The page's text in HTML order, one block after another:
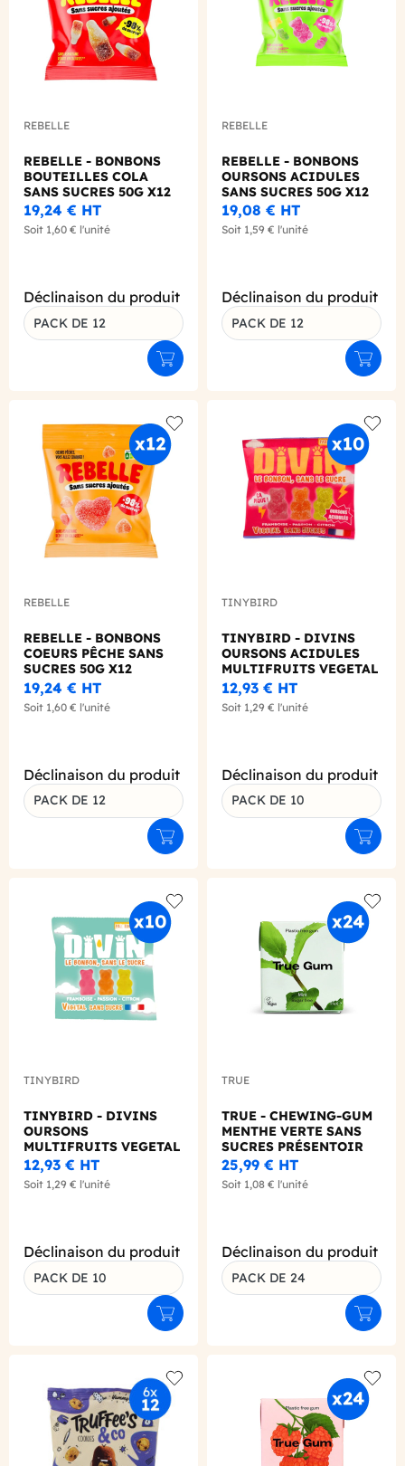
REBELLE
REBELLE - BONBONS
BOUTEILLES COLA
SANS SUCRES 50G X12
19,24 € HT
Soit 1,60 € l'unité
Déclinaison du produit
PACK DE 12
Ajouter au panier
REBELLE
REBELLE - BONBONS
OURSONS ACIDULES
SANS SUCRES 50G X12
19,08 € HT
Soit 1,59 € l'unité
Déclinaison du produit
PACK DE 12
Add to wishlist
REBELLE
REBELLE - BONBONS
COEURS PÊCHE SANS
SUCRES 50G X12
19,24 € HT
Soit 1,60 € l'unité
Déclinaison du produit
PACK DE 12
Ajouter au panier
Add
TINYBIRD
TINYBIRD - DIVINS
OURSONS ACIDULES
MULTIFRUITS VEGETAL
SANS SUCRE SACHET
50G X10
12,93 € HT
Soit 1,29 € l'unité
Déclinaison du produit
PACK DE 10
Add to wishlist
TINYBIRD
TINYBIRD - DIVINS
OURSONS
MULTIFRUITS VEGETAL
SANS SUCRE SACHET
50G X10
12,93 € HT
Soit 1,29 € l'unité
Déclinaison du produit
PACK DE 10
Ajouter au panier
Add
TRUE
TRUE - CHEWING-GUM
MENTHE VERTE SANS
SUCRES PRÉSENTOIR
21G X24
25,99 € HT
Soit 1,08 € l'unité
Déclinaison du produit
PACK DE 24
Add to wishlist Add